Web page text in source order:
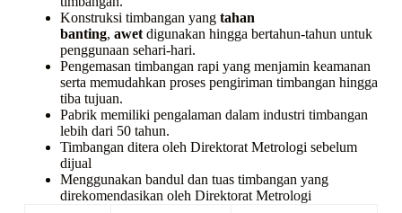
Konstruksi timbangan yang tahan
banting, awetdigunakan hingga bertahun-tahun untuk
penggunaan sehari-hari.
Pengemasan timbangan rapi yang menjamin keamanan
serta memudahkan proses pengiriman timbangan hingga
tiba tujuan.
Pabrik memiliki pengalaman dalam industri timbangan
lebih dari 50 tahun.
Timbangan ditera oleh Direktorat Metrologi sebelum
dijual
Menggunakan bandul dan tuas timbangan yang
direkomendasikan oleh Direktorat Metrologi